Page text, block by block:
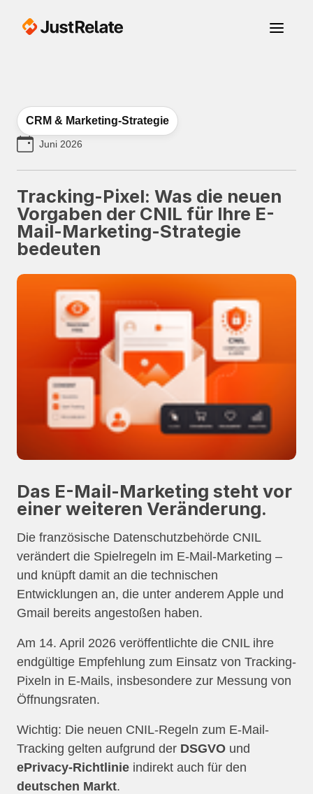
CRM & Marketing-Strategie
Juni 2026
Tracking-Pixel: Was die neuen
Vorgaben der CNIL für Ihre E-
Mail-Marketing-Strategie
bedeuten
Das E-Mail-Marketing steht vor
einer weiteren Veränderung.
Die französische Datenschutzbehörde CNIL
verändert die Spielregeln im E-Mail-Marketing –
und knüpft damit an die technischen
Entwicklungen an, die unter anderem Apple und
Gmail bereits angestoßen haben.
Am 14. April 2026 veröffentlichte die CNIL ihre
endgültige Empfehlung zum Einsatz von Tracking-
Pixeln in E-Mails, insbesondere zur Messung von
Öffnungsraten.
Wichtig: Die neuen CNIL-Regeln zum E-Mail-
Tracking gelten aufgrund der DSGVO und
ePrivacy-Richtlinie indirekt auch für den
deutschen Markt.